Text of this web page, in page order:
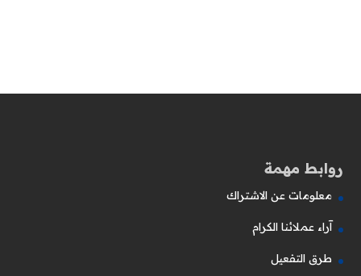
روابط مهمة
معلومات عن الاشتراك
آراء عملائنا الكرام
طرق التفعيل